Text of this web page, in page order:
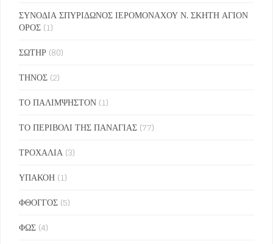
ΣΥΝΟΔΙΑ ΣΠΥΡΙΔΩΝΟΣ ΙΕΡΟΜΟΝΑΧΟΥ Ν. ΣΚΗΤΗ ΑΓΙΟΝ
ΟΡΟΣ (1)
ΣΩΤΗΡ (80)
ΤΗΝΟΣ (2)
ΤΟ ΠΑΛΙΜΨΗΣΤΟΝ (1)
ΤΟ ΠΕΡΙΒΟΛΙ ΤΗΣ ΠΑΝΑΓΙΑΣ (77)
ΤΡΟΧΑΛΙΑ (3)
ΥΠΑΚΟΗ (1)
ΦΘΟΓΓΟΣ (5)
ΦΩΣ (4)